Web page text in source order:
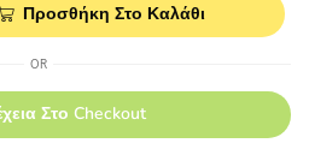
Προσθήκη Στο Καλάθι
OR
Στο Checkout